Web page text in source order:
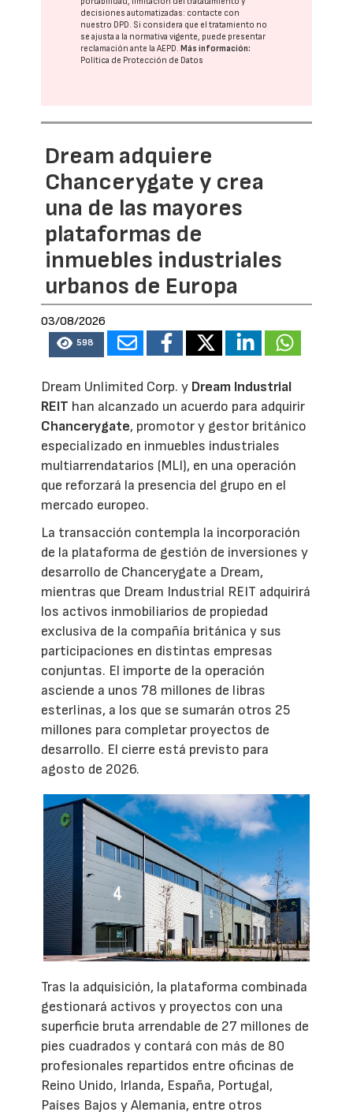
decisiones automatizadas: contacte con
nuestro DPD. Si considera que el tratamiento no
se ajusta a la normativa vigente, puede presentar
reclamación ante laAEPD. Más información:
Política de Protección de Datos
Dream adquiere
Chancerygate y crea
una de las mayores
plataformas de
inmuebles industriales
urbanos de Europa
03/08/2026
598
Dream Unlimited Corp. y Dream Industrial
REIT han alcanzado un acuerdo para adquirir
Chancerygate, promotor y gestor británico
especializado en inmuebles industriales
multiarrendatarios (MLI), en una operación
que reforzará la presencia del grupo en el
mercado europeo.
La transacción contempla la incorporación
de la plataforma de gestión de inversiones y
desarrollo de Chancerygate a Dream,
mientras que Dream Industrial REIT adquirirá
los activos inmobiliarios de propiedad
exclusiva de la compañía británica y sus
participaciones en distintas empresas
conjuntas. El importe de la operación
asciende a unos 78 millones de libras
esterlinas, a los que se sumarán otros 25
millones para completar proyectos de
desarrollo. El cierre está previsto para
agosto de 2026.
Tras la adquisición, la plataforma combinada
gestionará activos y proyectos con una
superficie bruta arrendable de 27 millones de
pies cuadrados y contará con más de 80
profesionales repartidos entre oficinas de
Reino Unido, Irlanda, España, Portugal,
Países Bajos y Alemania, entre otros